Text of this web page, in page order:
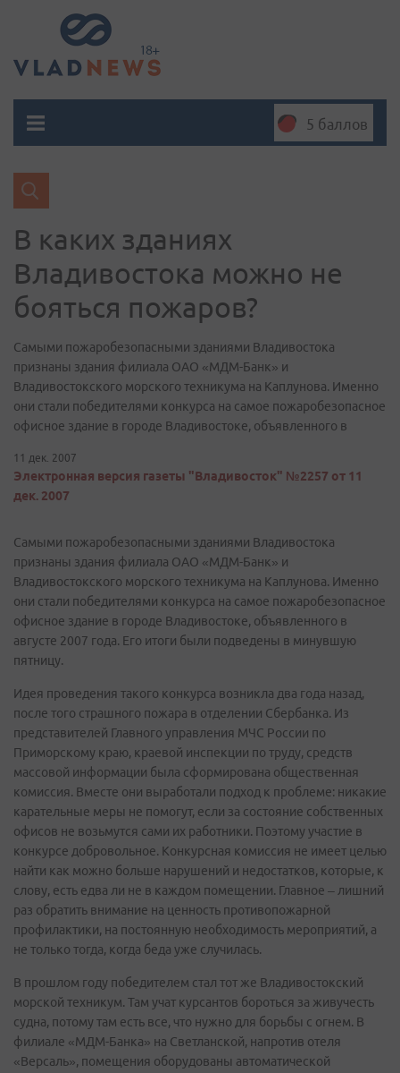
5 баллов
В каких зданиях
Владивостока можно не
бояться пожаров?
Самыми пожаробезопасными зданиями Владивостока
признаны здания филиала ОАО «МДМ-Банк» и
Владивостокского морского техникума на Каплунова. Именно
они стали победителями конкурса на самое пожаробезопасное
офисное здание в городе Владивостоке, объявленного в
11 дек. 2007
Электронная версия газеты "Владивосток" №2257 от 11
дек. 2007
Самыми пожаробезопасными зданиями Владивостока
признаны здания филиала ОАО «МДМ-Банк» и
Владивостокского морского техникума на Каплунова. Именно
они стали победителями конкурса на самое пожаробезопасное
офисное здание в городе Владивостоке, объявленного в
августе 2007 года. Его итоги были подведены в минувшую
пятницу.
Идея проведения такого конкурса возникла два года назад,
после того страшного пожара в отделении Сбербанка. Из
представителей Главного управления МЧС России по
Приморскому краю, краевой инспекции по труду, средств
массовой информации была сформирована общественная
комиссия. Вместе они выработали подход к проблеме: никакие
карательные меры не помогут, если за состояние собственных
офисов не возьмутся сами их работники. Поэтому участие в
конкурсе добровольное. Конкурсная комиссия не имеет целью
найти как можно больше нарушений и недостатков, которые, к
слову, есть едва ли не в каждом помещении. Главное – лишний
раз обратить внимание на ценность противопожарной
профилактики, на постоянную необходимость мероприятий, а
не только тогда, когда беда уже случилась.
В прошлом году победителем стал тот же Владивостокский
морской техникум. Там учат курсантов бороться за живучесть
судна, потому там есть все, что нужно для борьбы с огнем. В
филиале «МДМ-Банка» на Светланской, напротив отеля
«Версаль», помещения оборудованы автоматической